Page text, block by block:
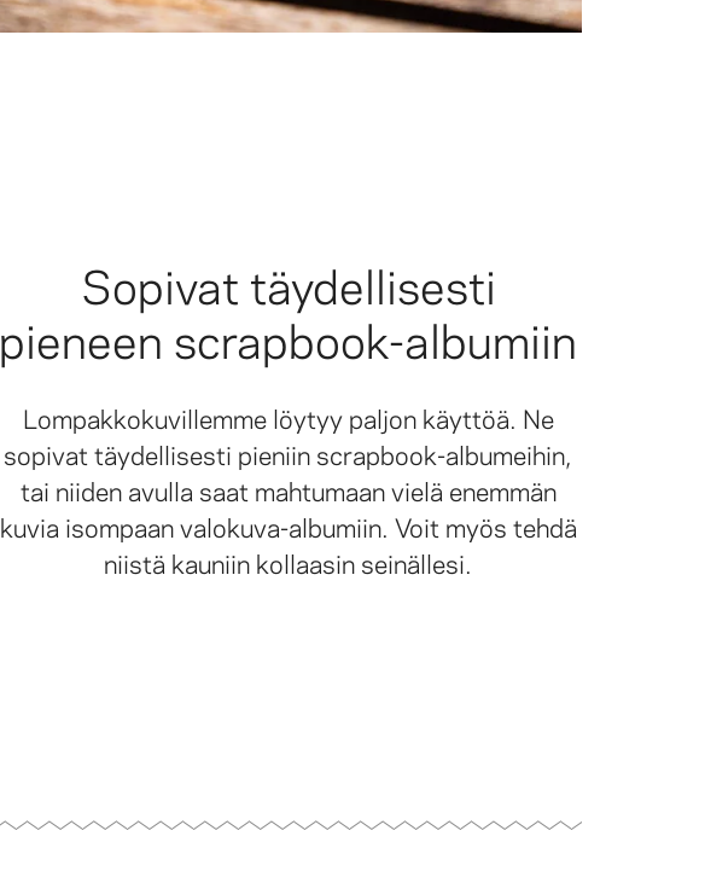
Sopivat täydellisesti
pieneen scrapbook-albumiin
Lompakkokuvillemme löytyy paljon käyttöä. Ne
sopivat täydellisesti pieniin scrapbook-albumeihin,
tai niiden avulla saat mahtumaan vielä enemmän
kuvia isompaan valokuva-albumiin. Voit myös tehdä
niistä kauniin kollaasin seinällesi.